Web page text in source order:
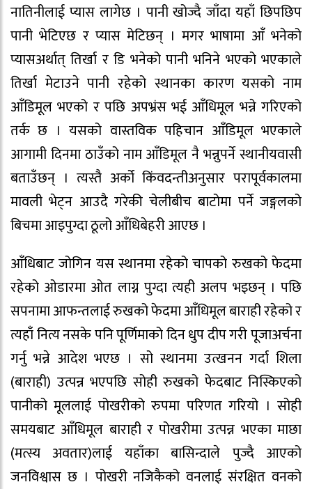
नातिनीलाई प्यास लागेछ । पानी खोज्दै जाँदा यहाँ छिपछिप
पानी भेटिएछ र प्यास मेटिछन् । मगर भाषामा आँ भनेको
प्यासअर्थात् तिर्खा र डि भनेको पानी भनिने भएको भएकाले
तिर्खा मेटाउने पानी रहेको स्थानका कारण यसको नाम
आँडिमूल भएको र पछि अपभ्रंस भई आँधिमूल भन्ने गरिएको
तर्क छ । यसको वास्तविक पहिचान आँडिमूल भएकाले
आगामी दिनमा ठाउँको नाम आँडिमूल नै भन्नुपर्ने स्थानीयवासी
बताउँछन् । त्यस्तै अर्को किंवदन्तीअनुसार परापूर्वकालमा
मावली भेट्न आउदै गरेकी चेलीबीच बाटोमा पर्ने जङ्गलको
बिचमा आइपुग्दा ठूलो आँधिबेहरी आएछ ।
आँधिबाट जोगिन यस स्थानमा रहेको चापको रुखको फेदमा
रहेको ओडारमा ओत लाग्न पुग्दा त्यही अलप भइछन् । पछि
सपनामा आफन्तलाई रुखको फेदमा आँधिमूल बाराही रहेको र
त्यहाँ नित्य नसके पनि पूर्णिमाको दिन धुप दीप गरी पूजाअर्चना
गर्नु भन्ने आदेश भएछ । सो स्थानमा उत्खनन गर्दा शिला
(बाराही) उत्पन्न भएपछि सोही रुखको फेदबाट निस्किएको
पानीको मूललाई पोखरीको रुपमा परिणत गरियो । सोही
समयबाट आँधिमूल बाराही र पोखरीमा उत्पन्न भएका माछा
(मत्स्य अवतार)लाई यहाँका बासिन्दाले पुज्दै आएको
जनविश्वास छ । पोखरी नजिकैको वनलाई संरक्षित वनको